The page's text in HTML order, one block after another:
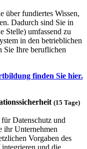
über fundiertes Wissen,
Dadurch sind Sie in
Stelle) umfassend zu
in den betrieblichen
Sie Ihre beruflichen
finden Sie hier.
(15 Tage)
Datenschutz und
ihr Unternehmen
Vorgaben des
und die